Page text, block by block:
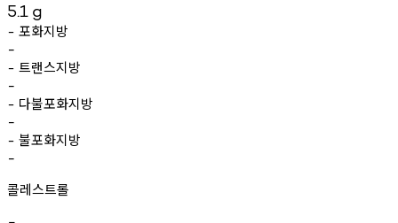
5.1 g
- 포화지방
-
- 트랜스지방
-
- 다불포화지방
-
- 불포화지방
-
콜레스트롤